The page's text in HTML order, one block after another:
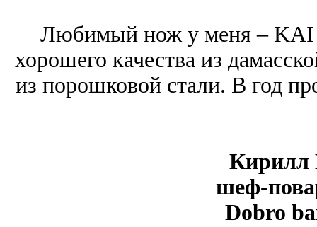
Любимый нож у меня – KAI
хорошего качества из
из порошковой стали. В год
Кирилл
шеф-
Dobro